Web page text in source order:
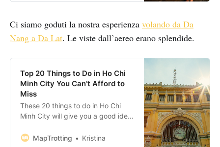
to admire. With vast history and
easy to fall in love with. Bookings:
Some of the
Ci siamo goduti la nostra esperienza volando da Da
Nang a Da Lat. Le viste dall’aereo erano splendide.
Top 20 Things to Do in Ho Chi
Minh City You Can’t Afford to
Miss
These 20 things to do in Ho Chi
Minh City will give you a good idea
Saigon. On this list, you’ll find a
MapTrotting Kristina